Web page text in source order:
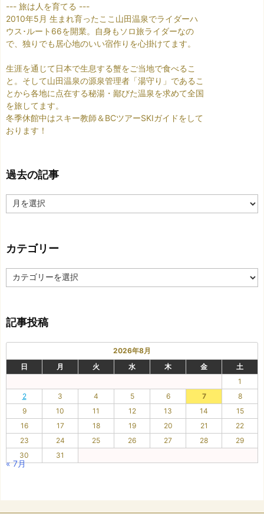
--- 旅は人を育てる ---
2010年5月 生まれ育ったここ山田温泉でライダーハ
ウス･ルート66を開業。自身もソロ旅ライダーなの
で、独りでも居心地のいい宿作りを心掛けてます。
生涯を通じて日本で生息する蟹をご当地で食べるこ
と。そして山田温泉の源泉管理者「湯守り」であるこ
とから各地に点在する秘湯・鄙びた温泉を求めて全国
を旅してます。
冬季休館中はスキー教師＆BCツアーSKIガイドをして
おります！
過去の記事
去
事
カテゴリー
カ
テ
ー
記事投稿
2026年8月
日
月 火 水 木 金
土
1
2
3 4 5 6 7
8
9
10 11 12 13 14
15
16
17 18 19 20 21
22
23
24 25 26 27 28
29
30
31
« 7月